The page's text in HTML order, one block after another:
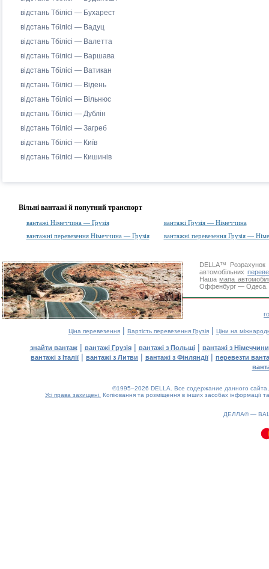
відстань Тбілісі — Бухарест
відстань Тбілісі — Вадуц
відстань Тбілісі — Валетта
відстань Тбілісі — Варшава
відстань Тбілісі — Ватикан
відстань Тбілісі — Відень
відстань Тбілісі — Вільнюс
відстань Тбілісі — Дублін
відстань Тбілісі — Загреб
відстань Тбілісі — Київ
відстань Тбілісі — Кишинів
Вільні вантажі й попутний транспорт
вантажі Німеччина — Грузія
вантажі Грузія — Німеччина
вантажні перевезення Німеччина — Грузія
вантажні перевезення Грузія —
DELLA™ Розрахунок
автомобільних
Нашамапа
Оффенбург — Одеса.
Ціна перевезення| Вартість перевезення Грузія| Ціни на
знайти вантаж| вантажі Грузія| вантажі з Польщі| вантажі з Німеччини
вантажі з Італії| вантажі з Литви | вантажі з Фінляндії| перевезти
©1995–2026 DELLA. Все содержание данного
Усі права захищені. Копіювання та розміщення в інших засобах інформації
ДЕЛЛА® —